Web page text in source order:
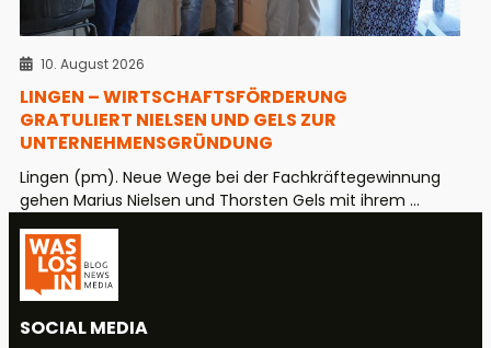
10. August 2026
LINGEN – WIRTSCHAFTSFÖRDERUNG
GRATULIERT NIELSEN UND GELS ZUR
UNTERNEHMENSGRÜNDUNG
Lingen (pm). Neue Wege bei der Fachkräftegewinnung
gehen Marius Nielsen und Thorsten Gels mit ihrem ...
SOCIAL MEDIA